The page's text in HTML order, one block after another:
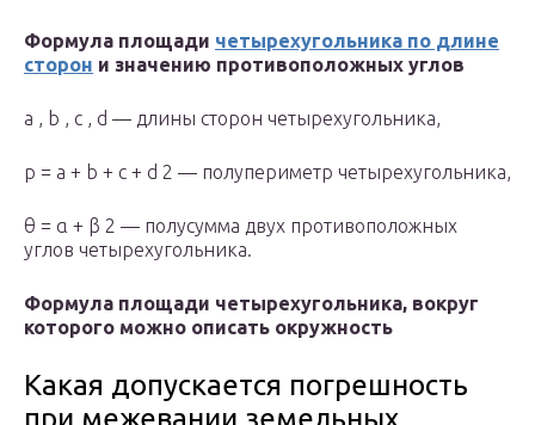
Формула площади четырехугольника по длине
сторон и значению противоположных углов
a , b , c , d — длины сторон четырехугольника,
p = a + b + c + d 2 — полупериметр четырехугольника,
θ = α + β 2 — полусумма двух противоположных
углов четырехугольника.
Формула площади четырехугольника, вокруг
которого можно описать окружность
Какая допускается погрешность